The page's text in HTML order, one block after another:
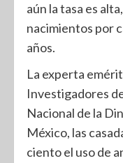
aún la tasa es
nacimientos por
años.
La experta
Investigadores
Nacional de la
México, las
ciento el uso de